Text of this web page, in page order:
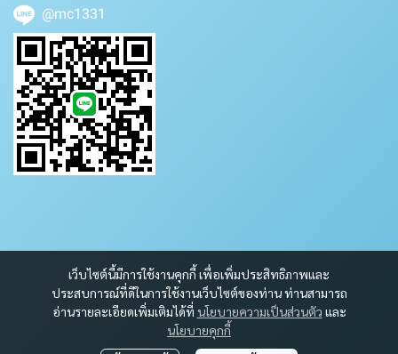
เว็บไซต์นี้มีการใช้งานคุกกี้ เพื่อเพิ่มประสิทธิภาพและ
ประสบการณ์ที่ดีในการใช้งานเว็บไซต์ของท่าน ท่านสามารถ
อ่านรายละเอียดเพิ่มเติมได้ที่ นโยบายความเป็นส่วนตัว และ
นโยบายคุกกี้
@mc1331